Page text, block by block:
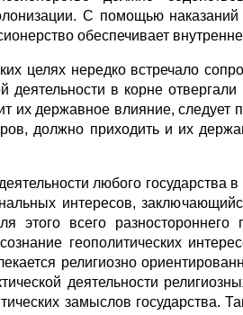
С помощью наказаний
обеспечивает
целях нередко встречало
деятельности в корне
их державное влияние,
должно приходить и их
любого государства
интересов,
этого всего
геополитических
религиозно
деятельности
замыслов государства.